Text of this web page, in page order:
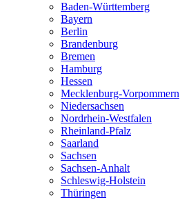
Baden-Württemberg
Bayern
Berlin
Brandenburg
Bremen
Hamburg
Hessen
Mecklenburg-Vorpommern
Niedersachsen
Nordrhein-Westfalen
Rheinland-Pfalz
Saarland
Sachsen
Sachsen-Anhalt
Schleswig-Holstein
Thüringen